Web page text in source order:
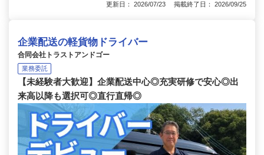
更新日： 2026/07/23 掲載終了日： 2026/09/25
企業配送の軽貨物ドライバー
合同会社トラストアンドゴー
業務委託
【未経験者大歓迎】企業配送中心◎充実研修で安心◎出
来高以降も選択可◎直行直帰◎